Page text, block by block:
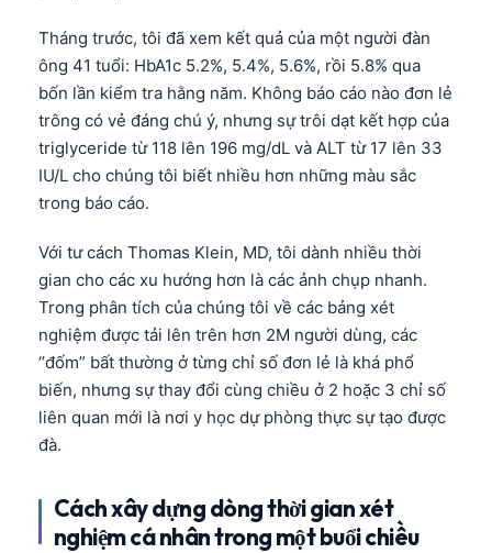
Tháng trước, tôi đã xem kết quả của một người đàn
ông 41 tuổi: HbA1c 5.2%, 5.4%, 5.6%, rồi 5.8% qua
bốn lần kiểm tra hằng năm. Không báo cáo nào đơn lẻ
trông có vẻ đáng chú ý, nhưng sự trôi dạt kết hợp của
triglyceride từ 118 lên 196 mg/dL và ALT từ 17 lên 33
IU/L cho chúng tôi biết nhiều hơn những màu sắc
trong báo cáo.
Với tư cách Thomas Klein, MD, tôi dành nhiều thời
gian cho các xu hướng hơn là các ảnh chụp nhanh.
Trong phân tích của chúng tôi về các bảng xét
nghiệm được tải lên trên hơn 2M người dùng, các
“đốm” bất thường ở từng chỉ số đơn lẻ là khá phổ
biến, nhưng sự thay đổi cùng chiều ở 2 hoặc 3 chỉ số
liên quan mới là nơi y học dự phòng thực sự tạo được
đà.
Cách xây dựng dòng thời gian xét
nghiệm cá nhân trong một buổi chiều